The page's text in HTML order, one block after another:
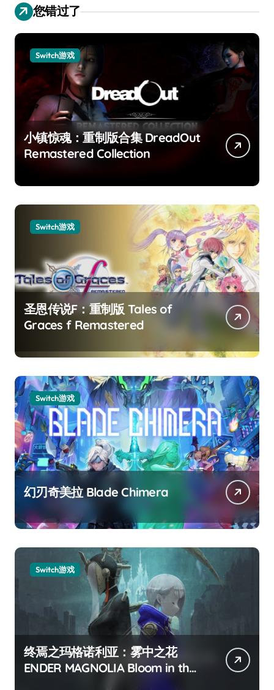
您错过了
Switch游戏
小镇惊魂：重制版合集 DreadOut
Remastered Collection
Switch游戏
圣恩传说F：重制版 Tales of
Graces f Remastered
Switch游戏
幻刃奇美拉 Blade Chimera
Switch游戏
终焉之玛格诺利亚：雾中之花
ENDER MAGNOLIA Bloom in the